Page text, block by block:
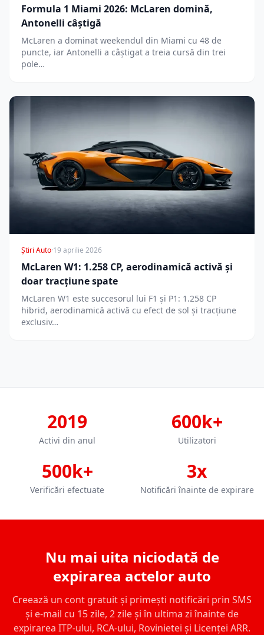
Formula 1 Miami 2026: McLaren domină,
Antonelli câștigă
McLaren a dominat weekendul din Miami cu 48 de
puncte, iar Antonelli a câștigat a treia cursă din trei
pole…
Știri Auto·19 aprilie 2026
McLaren W1: 1.258 CP, aerodinamică activă și
doar tracțiune spate
McLaren W1 este succesorul lui F1 și P1: 1.258 CP
hibrid, aerodinamică activă cu efect de sol și tracțiune
exclusiv…
2019
Activi din anul
600k+
Utilizatori
500k+
Verificări efectuate
3x
Notificări înainte de expirare
Nu mai uita niciodată de
expirarea actelor auto
Creează un cont gratuit și primești notificări prin SMS
și e-mail cu 15 zile, 2 zile și în ultima zi înainte de
expirarea ITP-ului, RCA-ului, Rovinietei și Licenței ARR.